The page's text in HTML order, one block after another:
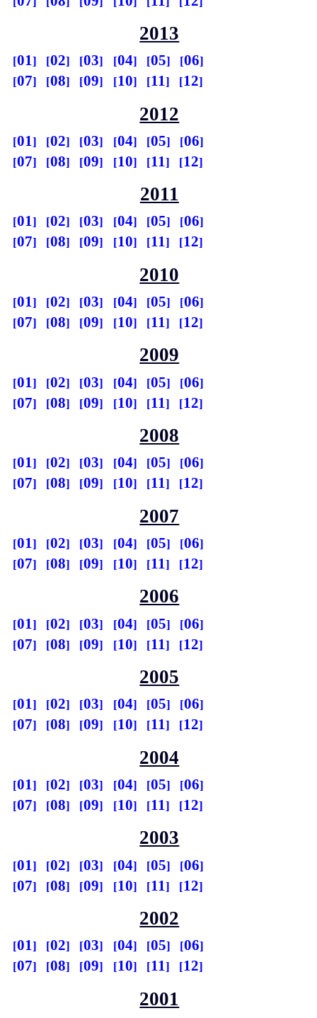
2013
01 02 03 04 05
06
07
08 09 10 11 12
2012
01 02 03 04 05
06
07
08 09 10 11 12
2011
01 02 03 04 05
06
07
08 09 10 11 12
2010
01 02 03 04 05
06
07
08 09 10 11 12
2009
01 02 03 04 05
06
07
08 09 10 11 12
2008
01 02 03 04 05
06
07
08 09 10 11 12
2007
01 02 03 04 05
06
07
08 09 10 11 12
2006
01 02 03 04 05
06
07
08 09 10 11 12
2005
01 02 03 04 05
06
07
08 09 10 11 12
2004
01 02 03 04 05
06
07
08 09 10 11 12
2003
01 02 03 04 05
06
07
08 09 10 11 12
2002
01 02 03 04 05
06
07
08 09 10 11 12
2001